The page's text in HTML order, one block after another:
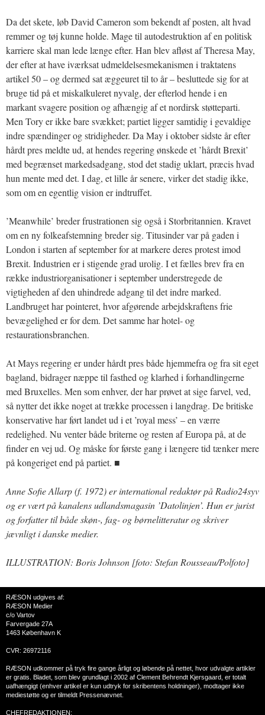
Da det skete, løb David Cameron som bekendt af posten, alt hvad
remmer og tøj kunne holde. Mage til autodestruktion af en politisk
karriere skal man lede længe efter. Han blev afløst af Theresa May,
der efter at have iværksat udmeldelsesmekanismen i traktatens
artikel 50 – og dermed sat æggeuret til to år – besluttede sig for at
bruge tid på et miskalkuleret nyvalg, der efterlod hende i en
markant svagere position og afhængig af et nordirsk støtteparti.
Men Tory er ikke bare svækket; partiet ligger samtidig i gevaldige
indre spændinger og stridigheder. Da May i oktober sidste år efter
hårdt pres meldte ud, at hendes regering ønskede et ’hårdt Brexit’
med begrænset markedsadgang, stod det stadig uklart, præcis hvad
hun mente med det. I dag, et lille år senere, virker det stadig ikke,
som om en egentlig vision er indtruffet.
’Meanwhile’ breder frustrationen sig også i Storbritannien. Kravet
om en ny folkeafstemning breder sig. Titusinder var på gaden i
London i starten af september for at markere deres protest imod
Brexit. Industrien er i stigende grad urolig. I et fælles brev fra en
række industriorganisationer i september understregede de
vigtigheden af den uhindrede adgang til det indre marked.
Landbruget har pointeret, hvor afgørende arbejdskraftens frie
bevægelighed er for dem. Det samme har hotel- og
restaurationsbranchen.
At Mays regering er under hårdt pres både hjemmefra og fra sit eget
bagland, bidrager næppe til fasthed og klarhed i forhandlingerne
med Bruxelles. Men som enhver, der har prøvet at sige farvel, ved,
så nytter det ikke noget at trække processen i langdrag. De britiske
konservative har ført landet ud i et ’royal mess’ – en værre
redelighed. Nu venter både briterne og resten af Europa på, at de
finder en vej ud. Og måske for første gang i længere tid tænker mere
på kongeriget end på partiet. ■
Anne Sofie Allarp (f. 1972) er international redaktør på Radio24syv
og er vært på kanalens udlandsmagasin ’Datolinjen’. Hun er jurist
og forfatter til både skøn-, fag- og børnelitteratur og skriver
jævnligt i danske medier.
ILLUSTRATION: Boris Johnson [foto: Stefan Rousseau/Polfoto]
RÆSON udgives af:
RÆSON Medier
c/o Vartov
Farvergade 27A
1463 København K
CVR: 26972116
RÆSON udkommer på tryk fire gange årligt og løbende på nettet, hvor udvalgte artikler
er gratis. Bladet, som blev grundlagt i 2002 af Clement Behrendt Kjersgaard, er totalt
uafhængigt (enhver artikel er kun udtryk for skribentens holdninger), modtager ikke
mediestøtte og er tilmeldt Pressenævnet.
CHEFREDAKTIONEN: